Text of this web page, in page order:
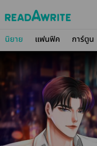
นิยาย แฟนฟิค การ์ตูน